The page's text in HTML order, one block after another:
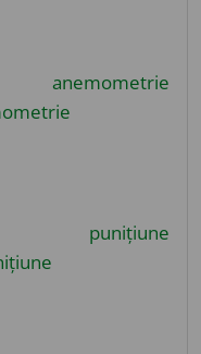
anemometrie
punițiune